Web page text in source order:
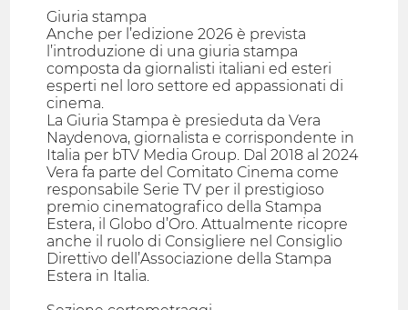
Giuria stampa
Anche per l’edizione 2026 è prevista
l’introduzione di una giuria stampa
composta da giornalisti italiani ed esteri
esperti nel loro settore ed appassionati di
cinema.
La Giuria Stampa è presieduta da Vera
Naydenova, giornalista e corrispondente in
Italia per bTV Media Group. Dal 2018 al 2024
Vera fa parte del Comitato Cinema come
responsabile Serie TV per il prestigioso
premio cinematografico della Stampa
Estera, il Globo d’Oro. Attualmente ricopre
anche il ruolo di Consigliere nel Consiglio
Direttivo dell’Associazione della Stampa
Estera in Italia.